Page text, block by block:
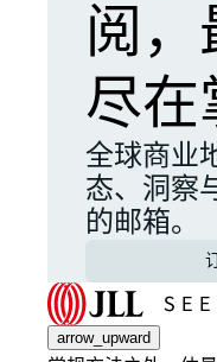
阅
尽在
全球商业
态、洞察
的邮箱。
arrow_upward